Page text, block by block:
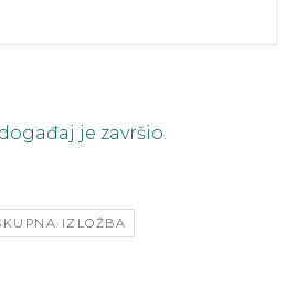
je završio.
IZLOŽBA